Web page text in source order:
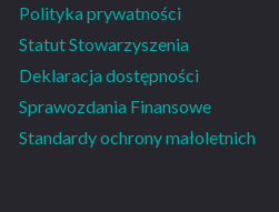
Polityka prywatności
Statut Stowarzyszenia
Deklaracja dostępności
Sprawozdania Finansowe
Standardy ochrony małoletnich